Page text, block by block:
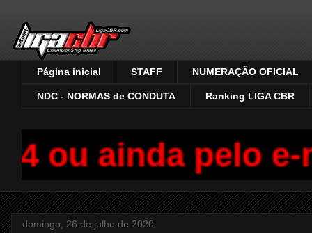
Página inicial STAFF NUMERAÇÃO OFICIAL
NDC - NORMAS de CONDUTA Ranking LIGA CBR
ou ainda pelo e-
domingo, 26 de julho de 2020